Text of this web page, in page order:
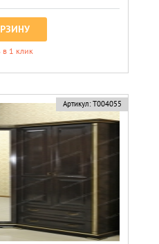
в 1 клик
Артикул: Т004055